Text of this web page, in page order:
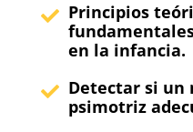
Principios
en la infancia.
Detectar si un
psimotriz